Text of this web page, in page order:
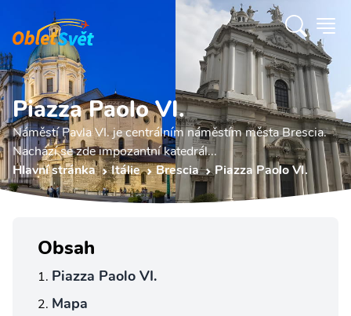
Piazza Paolo VI.
Náměstí Pavla VI. je centrálním náměstím města Brescia.
Nachází se zde impozantní katedrál...
Hlavní stránka
Itálie Brescia Piazza Paolo VI.
Obsah
Piazza Paolo VI.
Mapa